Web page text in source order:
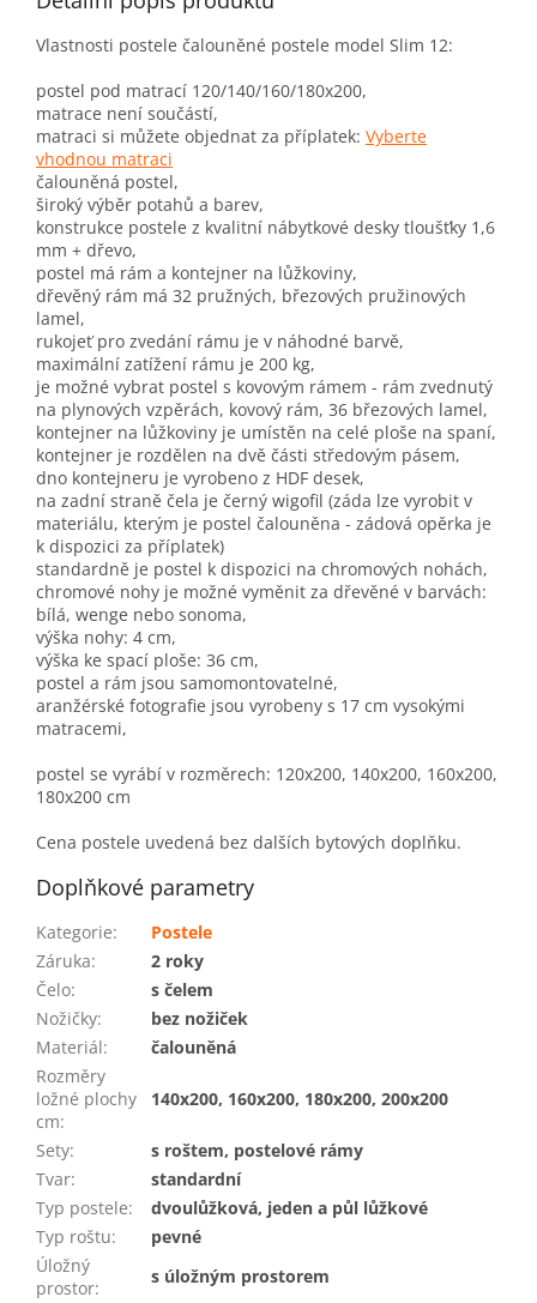
Vlastnosti postele čalouněné postele model Slim 12:
postel pod matrací 120/140/160/180x200,
matrace není součástí,
matraci si můžete objednat za příplatek: Vyberte
vhodnou matraci
čalouněná postel,
široký výběr potahů a barev,
konstrukce postele z kvalitní nábytkové desky tloušťky 1,6
mm + dřevo,
postel má rám a kontejner na lůžkoviny,
dřevěný rám má 32 pružných, březových pružinových
lamel,
rukojeť pro zvedání rámu je v náhodné barvě,
maximální zatížení rámu je 200 kg,
je možné vybrat postel s kovovým rámem - rám zvednutý
na plynových vzpěrách, kovový rám, 36 březových lamel,
kontejner na lůžkoviny je umístěn na celé ploše na spaní,
kontejner je rozdělen na dvě části středovým pásem,
dno kontejneru je vyrobeno z HDF desek,
na zadní straně čela je černý wigofil (záda lze vyrobit v
materiálu, kterým je postel čalouněna - zádová opěrka je
k dispozici za příplatek)
standardně je postel k dispozici na chromových nohách,
chromové nohy je možné vyměnit za dřevěné v barvách:
bílá, wenge nebo sonoma,
výška nohy: 4 cm,
výška ke spací ploše: 36 cm,
postel a rám jsou samomontovatelné,
aranžérské fotografie jsou vyrobeny s 17 cm vysokými
matracemi,
postel se vyrábí v rozměrech: 120x200, 140x200, 160x200,
180x200 cm
Cena postele uvedená bez dalších bytových doplňku.
Doplňkové parametry
Kategorie:
Postele
Záruka:
2 roky
Čelo:
s čelem
Nožičky:
bez nožiček
Materiál:
čalouněná
Rozměry
ložné plochy
cm:
140x200, 160x200, 180x200, 200x200
Sety:
s roštem, postelové rámy
Tvar:
standardní
Typ postele:
dvoulůžková, jeden a půl lůžkové
Typ roštu:
pevné
Úložný
prostor:
s úložným prostorem